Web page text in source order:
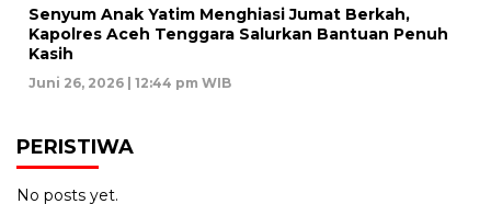
Senyum Anak Yatim Menghiasi Jumat Berkah,
Kapolres Aceh Tenggara Salurkan Bantuan Penuh
Kasih
Juni 26, 2026 | 12:44 pm WIB
PERISTIWA
No posts yet.